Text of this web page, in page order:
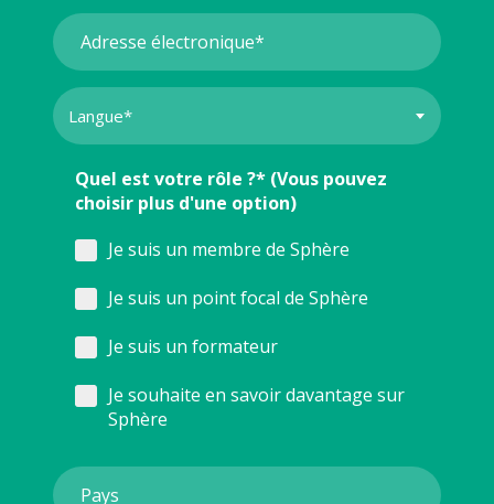
Quel est votre rôle ?* (Vous pouvez
choisir plus d'une option)
Je suis un membre de Sphère
Je suis un point focal de Sphère
Je suis un formateur
Je souhaite en savoir davantage sur
Sphère